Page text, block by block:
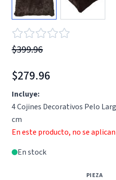
$399.96
$279.96
Incluye:
4 Cojines Decorativos Pelo
cm
En este producto, no se
En stock
PIEZA